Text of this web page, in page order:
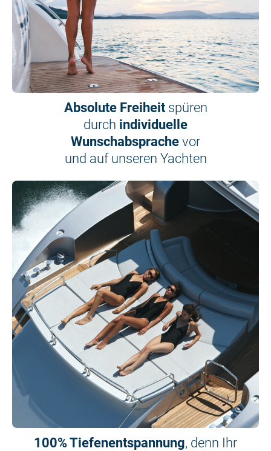
Absolute Freiheit spüren
durch individuelle
Wunschabsprache vor
und auf unseren Yachten
100% Tiefenentspannung, denn Ihr